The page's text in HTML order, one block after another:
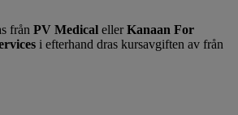
från PV Medical eller Kanaan For
i efterhand dras kursavgiften av från